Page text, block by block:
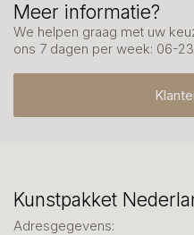
Meer informatie?
We helpen graag met uw
ons 7 dagen per week: 06-
Kunstpakket
Adresgegevens: